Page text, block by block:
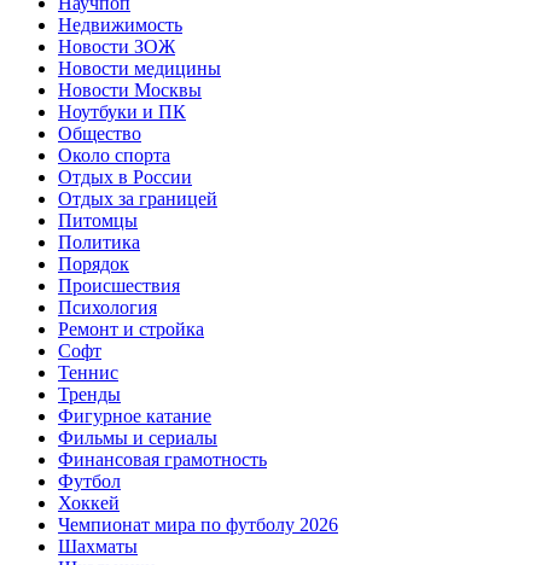
Недвижимость
Новости ЗОЖ
Новости медицины
Новости Москвы
Ноутбуки и ПК
Общество
Около спорта
Отдых в России
Отдых за границей
Питомцы
Политика
Порядок
Происшествия
Психология
Ремонт и стройка
Софт
Теннис
Тренды
Фигурное катание
Фильмы и сериалы
Финансовая грамотность
Футбол
Хоккей
Чемпионат мира по футболу 2026
Шахматы